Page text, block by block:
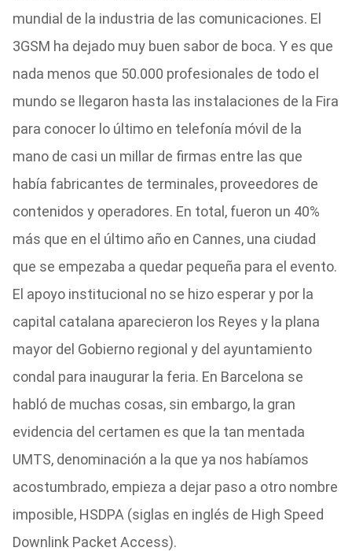
mundial de la industria de las comunicaciones. El
3GSM ha dejado muy buen sabor de boca. Y es que
nada menos que 50.000 profesionales de todo el
mundo se llegaron hasta las instalaciones de la Fira
para conocer lo último en telefonía móvil de la
mano de casi un millar de firmas entre las que
había fabricantes de terminales, proveedores de
contenidos y operadores. En total, fueron un 40%
más que en el último año en Cannes, una ciudad
que se empezaba a quedar pequeña para el evento.
El apoyo institucional no se hizo esperar y por la
capital catalana aparecieron los Reyes y la plana
mayor del Gobierno regional y del ayuntamiento
condal para inaugurar la feria. En Barcelona se
habló de muchas cosas, sin embargo, la gran
evidencia del certamen es que la tan mentada
UMTS, denominación a la que ya nos habíamos
acostumbrado, empieza a dejar paso a otro nombre
imposible, HSDPA (siglas en inglés de High Speed
Downlink Packet Access).